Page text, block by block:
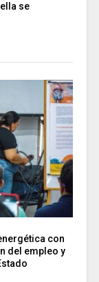
se
con
del empleo y